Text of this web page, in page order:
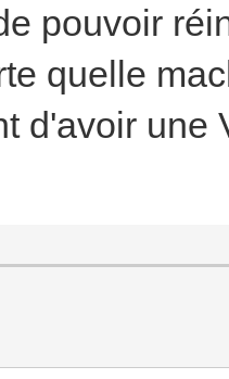
pouvoir
quelle
d'avoir une